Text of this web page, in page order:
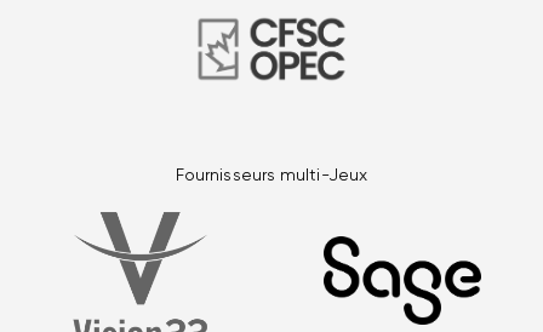
Fournisseurs multi-Jeux